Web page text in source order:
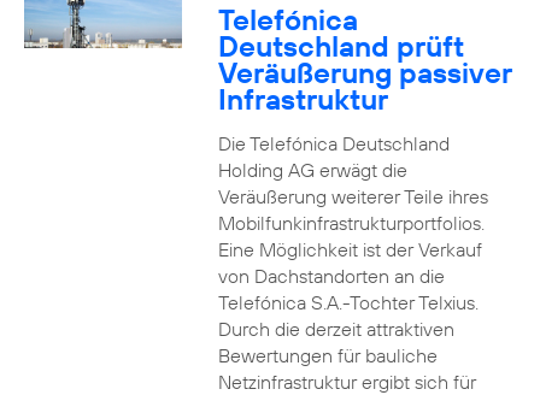
Telefónica
Deutschland prüft
Veräußerung passiver
Infrastruktur
Die Telefónica Deutschland
Holding AG erwägt die
Veräußerung weiterer Teile ihres
Mobilfunkinfrastrukturportfolios.
Eine Möglichkeit ist der Verkauf
von Dachstandorten an die
Telefónica S.A.-Tochter Telxius.
Durch die derzeit attraktiven
Bewertungen für bauliche
Netzinfrastruktur ergibt sich für